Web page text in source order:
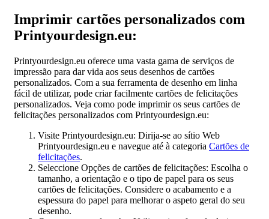
Imprimir cartões personalizados com
Printyourdesign.eu:
Printyourdesign.eu oferece uma vasta gama de serviços de
impressão para dar vida aos seus desenhos de cartões
personalizados. Com a sua ferramenta de desenho em linha
fácil de utilizar, pode criar facilmente cartões de felicitações
personalizados. Veja como pode imprimir os seus cartões de
felicitações personalizados com Printyourdesign.eu:
Visite Printyourdesign.eu: Dirija-se ao sítio Web
Printyourdesign.eu e navegue até à categoria Cartões de
felicitações.
Seleccione Opções de cartões de felicitações: Escolha o
tamanho, a orientação e o tipo de papel para os seus
cartões de felicitações. Considere o acabamento e a
espessura do papel para melhorar o aspeto geral do seu
desenho.